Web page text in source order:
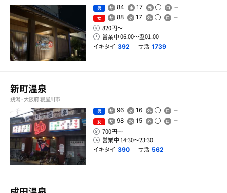
男 84 17
女 88 17
820円〜
営業中 06:00〜翌01:00
イキタイ 392 サ活 1739
新町温泉
銭湯 - 大阪府 寝屋川市
男 96 16
女 98 15
700円〜
営業中 14:30〜23:30
イキタイ 390 サ活 562